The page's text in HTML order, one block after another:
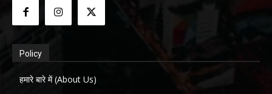
Policy
हमारे बारे में (About Us)